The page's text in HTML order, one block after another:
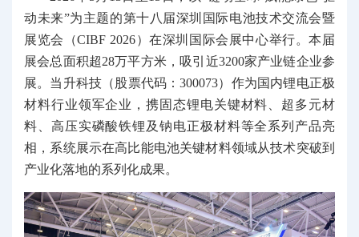
动未来”为主题的第十八届深圳国际电池技术交流会暨
展览会（CIBF 2026）在深圳国际会展中心举行。本届
展会总面积超28万平方米，吸引近3200家产业链企业参
展。当升科技（股票代码：300073）作为国内锂电正极
材料行业领军企业，携固态锂电关键材料、超多元材
料、高压实磷酸铁锂及钠电正极材料等全系列产品亮
相，系统展示在高比能电池关键材料领域从技术突破到
产业化落地的系列化成果。